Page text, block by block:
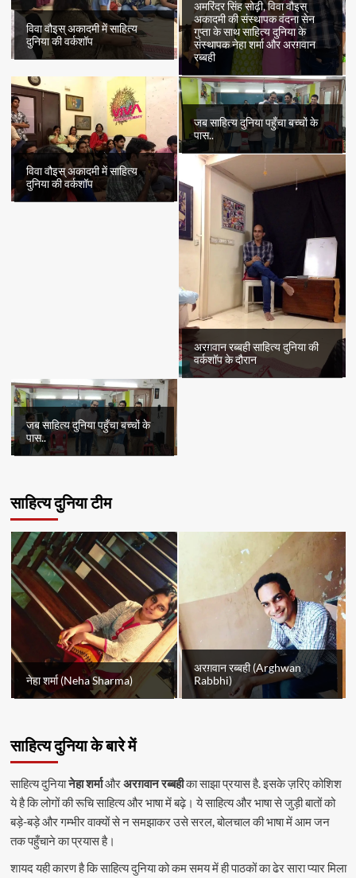
विवा वौइस् अकादमी में साहित्य
दुनिया की वर्कशॉप
अमरिंदर सिंह सोढ़ी, विवा वौइस्
अकादमी की संस्थापक वंदना सेन
गुप्ता के साथ साहित्य दुनिया के
संस्थापक नेहा शर्मा और अरग़वान
रब्बही
विवा वौइस् अकादमी में साहित्य
दुनिया की वर्कशॉप
जब साहित्य दुनिया पहुँचा बच्चों के
पास..
अरग़वान रब्बही साहित्य दुनिया की
वर्कशॉप के दौरान
जब साहित्य दुनिया पहुँचा बच्चों के
पास..
साहित्य दुनिया टीम
नेहा शर्मा (Neha Sharma)
अरग़वान रब्बही (Arghwan
Rabbhi)
साहित्य दुनिया के बारे में
साहित्य दुनियानेहा शर्माऔरअरग़वान रब्बहीका साझा प्रयास है. इसके ज़रिए कोशिश
ये है कि लोगों की रूचि साहित्य और भाषा में बढ़े। ये साहित्य और भाषा से जुड़ी बातों को
बड़े-बड़े और गम्भीर वाक्यों से न समझाकर उसे सरल, बोलचाल की भाषा में आम जन
तक पहुँचाने का प्रयास है।
शायद यही कारण है कि साहित्य दुनिया को कम समय में ही पाठकों का ढेर सारा प्यार मिला